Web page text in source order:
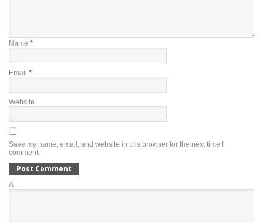
Name *
Email *
Website
Save my name, email, and website in this browser for the next time I
comment.
Δ